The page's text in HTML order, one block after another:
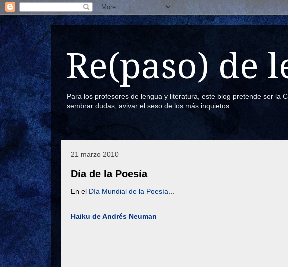
Re(paso) de
Para los profesores de lengua y literatura, este blog pretende ser la
sembrar dudas, avivar el seso de los más inquietos.
21 marzo 2010
Día de la Poesía
En el Día Mundial de la Poesía
Haiku de Andrés Neuman